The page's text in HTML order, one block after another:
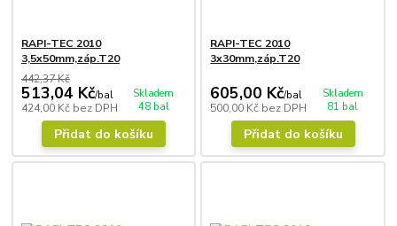
RAPI-TEC 2010
3,5x50mm,záp.T20
442,37 Kč
513,04 Kč/bal
424,00 Kč bez DPH
Skladem
48 bal
Přidat do košíku
RAPI-TEC 2010
3x30mm,záp.T20
605,00 Kč/bal
500,00 Kč bez DPH
Skladem
81 bal
Přidat do košíku